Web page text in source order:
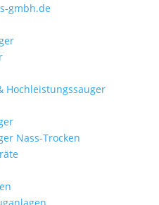
Hochleistungssauger
Nass-Trocken